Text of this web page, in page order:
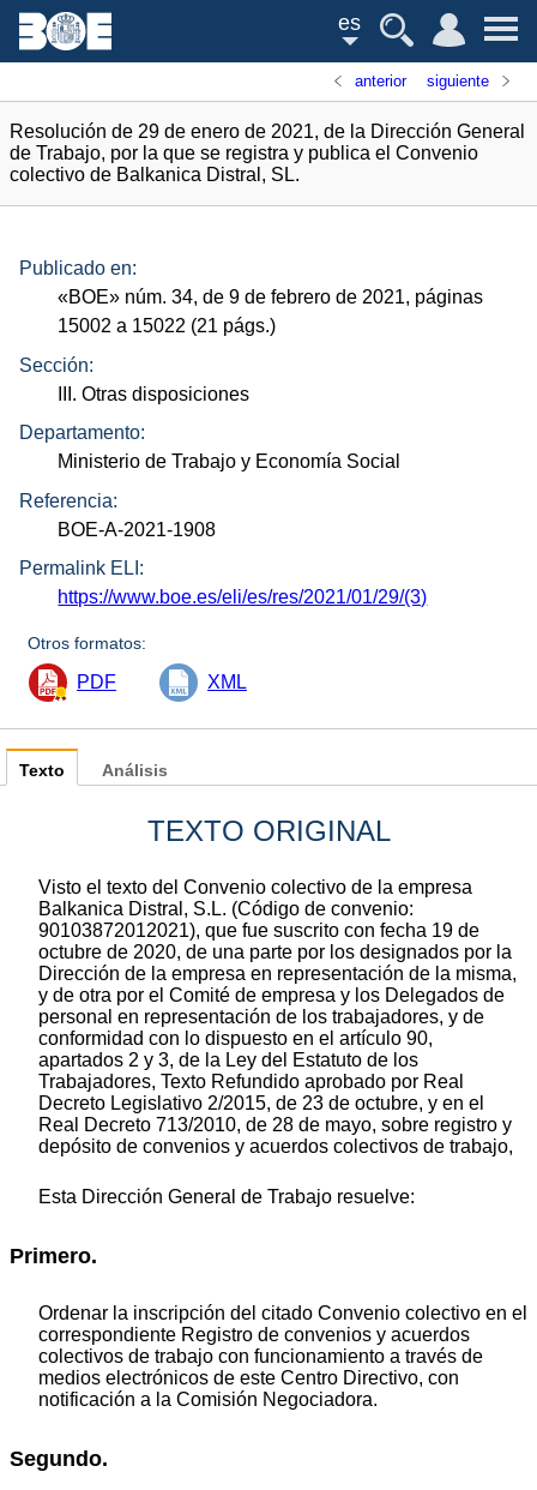
es
anterior siguiente
Resolución de 29 de enero de 2021, de la Dirección General
de Trabajo, por la que se registra y publica el Convenio
colectivo de Balkanica Distral, SL.
Publicado en:
«BOE» núm. 34, de 9 de febrero de 2021, páginas
15002 a 15022 (21 págs.)
Sección:
III. Otras disposiciones
Departamento:
Ministerio de Trabajo y Economía Social
Referencia:
BOE-A-2021-1908
Permalink ELI:
https://www.boe.es/eli/es/res/2021/01/29/(3)
Otros formatos:
PDF XML
Texto
TEXTO ORIGINAL
Visto el texto del Convenio colectivo de la empresa
Balkanica Distral, S.L. (Código de convenio:
90103872012021), que fue suscrito con fecha 19 de
octubre de 2020, de una parte por los designados por la
Dirección de la empresa en representación de la misma,
y de otra por el Comité de empresa y los Delegados de
personal en representación de los trabajadores, y de
conformidad con lo dispuesto en el artículo 90,
apartados 2 y 3, de la Ley del Estatuto de los
Trabajadores, Texto Refundido aprobado por Real
Decreto Legislativo 2/2015, de 23 de octubre, y en el
Real Decreto 713/2010, de 28 de mayo, sobre registro y
depósito de convenios y acuerdos colectivos de trabajo,
Esta Dirección General de Trabajo resuelve:
Primero.
Ordenar la inscripción del citado Convenio colectivo en el
correspondiente Registro de convenios y acuerdos
colectivos de trabajo con funcionamiento a través de
medios electrónicos de este Centro Directivo, con
notificación a la Comisión Negociadora.
Segundo.
Análisis